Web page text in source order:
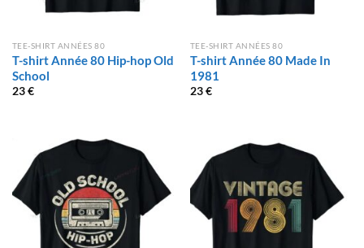
TEE-SHIRT ANNÉES 80
T-shirt Année 80 Hip-hop Old
School
23€
TEE-SHIRT ANNÉES 80
T-shirt Année 80 Made In
1981
23€